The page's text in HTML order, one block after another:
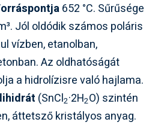
652 °C. Sűrűsége
Jól oldódik számos poláris
vízben, etanolban,
Az oldhatóságát
a hidrolízisre való hajlama.
(SnCl2·2H2O) szintén
áttetsző kristályos anyag.